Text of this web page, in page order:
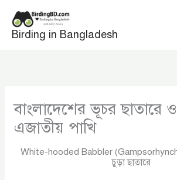
content
Birding in Bangladesh
বাংলাদেশের ভূচর ছাতারে
এজাতীয় পাখি
White-hooded Babbler
চুড়া ছাতারে